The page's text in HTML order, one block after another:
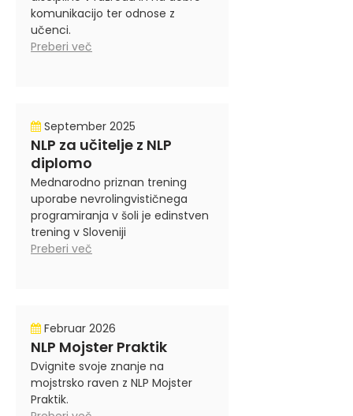
komunikacijo ter odnose z
učenci.
Preberi več
September 2025
NLP za učitelje z NLP
diplomo
Mednarodno priznan trening
uporabe nevrolingvističnega
programiranja v šoli je edinstven
trening v Sloveniji
Preberi več
Februar 2026
NLP Mojster Praktik
Dvignite svoje znanje na
mojstrsko raven z NLP Mojster
Praktik.